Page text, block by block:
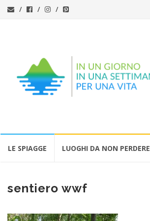
LE SPIAGGE LUOGHI DA NON PERDERE
sentiero wwf